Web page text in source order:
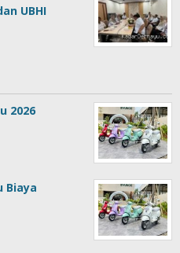
UBHI
2026
Biaya